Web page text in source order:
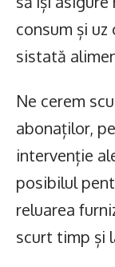
consum și uz
sistată
Ne cerem
abonaților,
intervenție
posibilul
reluarea
scurt timp și